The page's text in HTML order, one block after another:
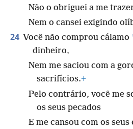
Não o obriguei a me
Nem o cansei exigindo
24 Você não comprou cálamo
dinheiro,
Nem me saciou com a
sacrifícios.+
Pelo contrário, você me
os seus pecados
E me cansou com os seus